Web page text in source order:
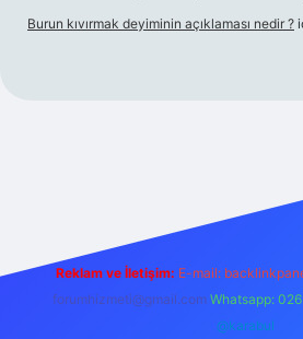
Burun kıvırmak deyiminin açıklaması nedir ?
Reklam ve İletişim: E-mail:
forumhizmeti@gmail.com Whatsapp:
@karabul